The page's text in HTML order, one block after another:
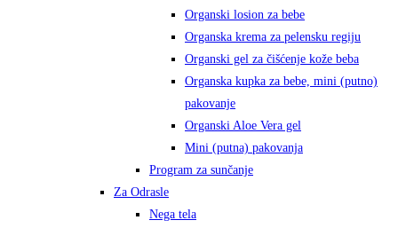
Organski losion za bebe
Organska krema za pelensku regiju
Organski gel za čišćenje kože beba
Organska kupka za bebe, mini (putno)
pakovanje
Organski Aloe Vera gel
Mini (putna) pakovanja
Program za sunčanje
Za Odrasle
Nega tela